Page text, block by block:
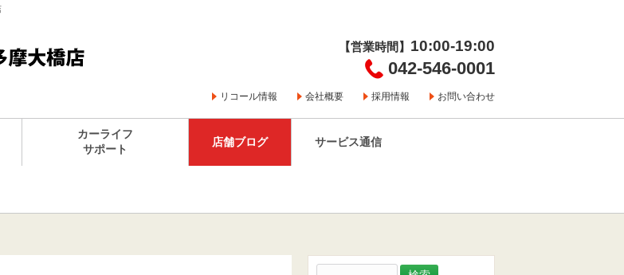
【営業時間】 10:00-19:00
042-546-0001
リコール情報 会社概要 採用情報 お問い合わせ
カーライフ
サポート
店舗ブログ サービス通信